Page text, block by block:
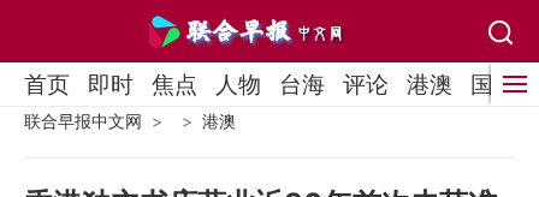
首页 即时 焦点 人物 台海 评论 港澳 国际
联合早报中文网 港澳